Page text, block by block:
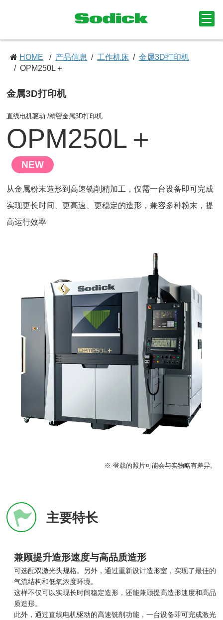
HOME 产品信息 工作机床
金属3D打印机
OPM250L＋
金属3D打印机
直线电机驱动 /精密金属3D打印机
OPM250L＋
NEW
从金属粉末造形到高速铣削精加工，仅需一台设备即可完成
实现更长时间、更高速、更稳定的造形，兼容多种粉末，提
高运行效率
※ 登载的照片可能会与实物略有差异。
主要特长
兼顾提升造形速度与高品质造形
可选配双激光头规格。另外，通过重新设计造形室，实现了最佳的
气流结构和低氧浓度环境。
这样不仅可以实现长时间稳定造形，还能兼顾提高造形速度和高品
质造形。
此外，通过直线电机驱动的高速铣削功能，一台设备即可完成激光